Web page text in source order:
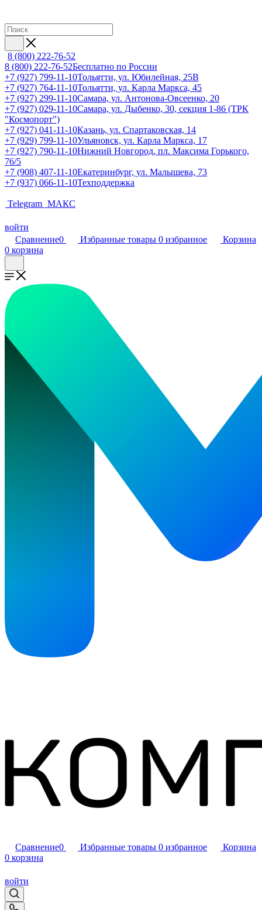
8 (800) 222-76-52
8 (800) 222-76-52Бесплатно по России
+7 (927) 799-11-10Тольятти, ул. Юбилейная, 25В
+7 (927) 764-11-10Тольятти, ул. Карла Маркса, 45
+7 (927) 299-11-10Самара, ул. Антонова-Овсеенко, 20
+7 (927) 029-11-10Самара, ул. Дыбенко, 30, секция 1-86 (ТРК
"Космопорт")
+7 (927) 041-11-10Казань, ул. Спартаковская, 14
+7 (929) 799-11-10Ульяновск, ул. Карла Маркса, 17
+7 (927) 790-11-10Нижний Новгород, пл. Максима Горького,
76/5
+7 (908) 407-11-10Екатеринбург, ул. Малышева, 73
+7 (937) 066-11-10Техподдержка
Telegram МАКС
войти
Сравнение0 Избранные товары 0 избранное
Корзина
0 корзина
Сравнение0 Избранные товары 0 избранное
Корзина
0 корзина
войти